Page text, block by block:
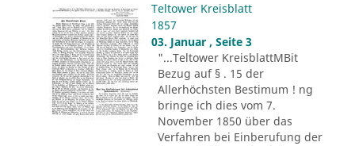
Teltower Kreisblatt
1857
03. Januar , Seite 3
"...Teltower KreisblattMBit
Bezug auf § . 15 der
Allerhöchsten Bestimum ! ng
bringe ich dies vom 7.
November 1850 über das
Verfahren bei Einberufung der